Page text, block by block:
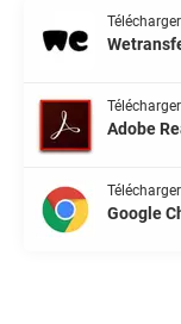
Télécharger
Télécharger
Adobe
Télécharger
Google